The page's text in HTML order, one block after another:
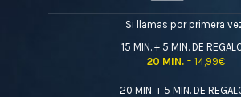
Si llamas por primera
15 MIN. + 5 MIN. DE
20 MIN. = 14,99€
20 MIN. + 5 MIN. DE